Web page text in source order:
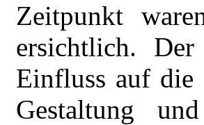
Zeitpunkt
ersichtlich.
Einfluss auf die
Gestaltung